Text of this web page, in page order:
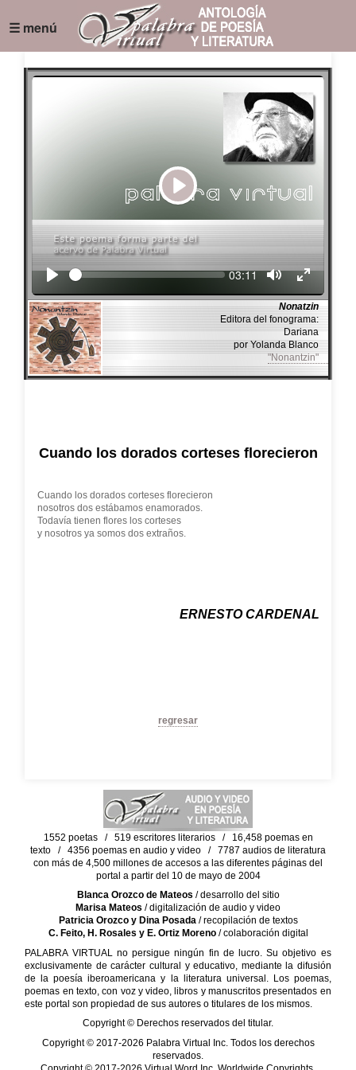
☰ menú
Play
Seek Current
03:11
Nonatzin
Editora del fonograma:
Dariana
por Yolanda Blanco
"Nonantzin"
Cuando los dorados corteses florecieron
Cuando los dorados corteses florecieron
nosotros dos estábamos enamorados.
Todavía tienen flores los corteses
y nosotros ya somos dos extraños.
ERNESTO CARDENAL
regresar
1552 poetas / 519 escritores literarios / 16,458 poemas en
texto / 4356 poemas en audio y video / 7787 audios de literatura
con más de 4,500 millones de accesos a las diferentes páginas del
portal a partir del 10 de mayo de 2004
Blanca Orozco de Mateos / desarrollo del sitio
Marisa Mateos / digitalización de audio y video
Patricia Orozco y Dina Posada/ recopilación de textos
C. Feito, H. Rosales y E. Ortiz Moreno/ colaboración digital
PALABRA VIRTUAL no persigue ningún fin de lucro. Su objetivo es
exclusivamente de carácter cultural y educativo, mediante la difusión
de la poesía iberoamericana y la literatura universal. Los poemas,
poemas en texto, con voz y video, libros y manuscritos presentados en
este portal son propiedad de sus autores o titulares de los mismos.
Copyright © Derechos reservados del titular.
Copyright © 2017-2026 Palabra Virtual Inc. Todos los derechos
reservados.